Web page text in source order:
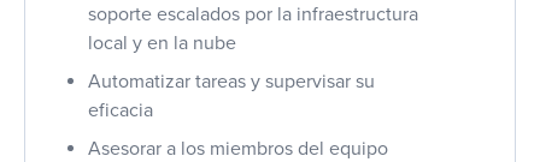
soporte escalados por la infraestructura
local y en la nube
Automatizar tareas y supervisar su
eficacia
Asesorar a los miembros del equipo